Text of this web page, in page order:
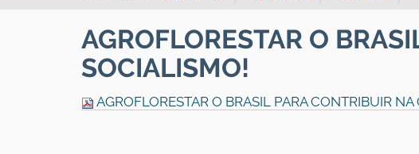
AGROFLORESTAR O
SOCIALISMO!
AGROFLORESTAR O BRASIL PARA CONTRIBUIR